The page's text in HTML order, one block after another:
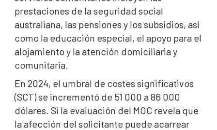
prestaciones de la seguridad social
australiana, las pensiones y los subsidios, así
como la educación especial, el apoyo para el
alojamiento y la atención domiciliaria y
comunitaria.
En 2024, el umbral de costes significativos
(SCT) se incrementó de 51 000 a 86 000
dólares. Si la evaluación del MOC revela que
la afección del solicitante puede acarrear